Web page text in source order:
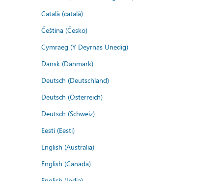
Català (català)
Čeština (Česko)
Cymraeg (Y Deyrnas Unedig)
Dansk (Danmark)
Deutsch (Deutschland)
Deutsch (Österreich)
Deutsch (Schweiz)
Eesti (Eesti)
English (Australia)
English (Canada)